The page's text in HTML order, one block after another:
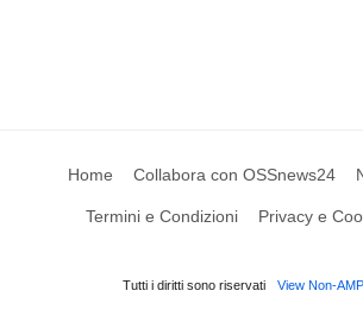
Home Collabora con OSSnews24
Termini e Condizioni Privacy e
Tutti i diritti sono riservati View Non-